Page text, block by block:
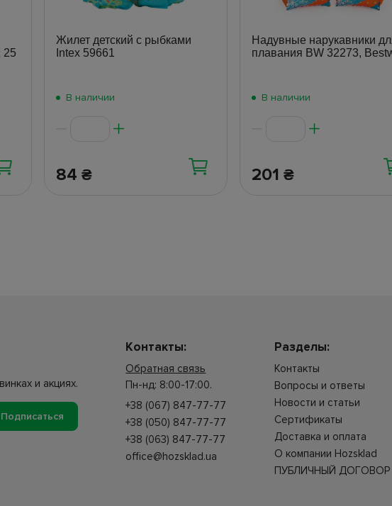
25
Жилет детский с рыбками
Intex 59661
В наличии
84 ₴
Надувные нарукавники
плавания BW 32273,
В наличии
201 ₴
и акциях.
Подписаться
Контакты:
Обратная связь
Пн-нд: 8:00-17:00.
+38 (067) 847-77-77
+38 (050) 847-77-77
+38 (063) 847-77-77
office@hozsklad.ua
Разделы:
Контакты
Вопросы и ответы
Новости и статьи
Сертификаты
Доставка и оплата
О компании Hozsklad
ПУБЛИЧНЫЙ ДОГОВОР